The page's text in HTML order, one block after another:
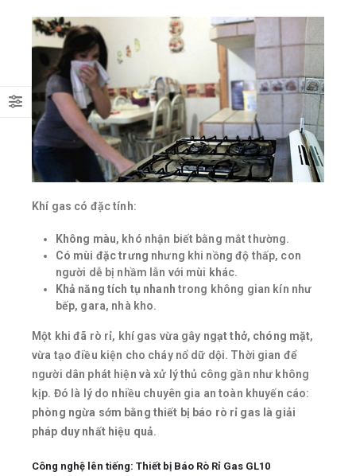
Khí gas có đặc tính:
Không màu, khó nhận biết bằng mắt thường.
Có mùi đặc trưng nhưng khi nồng độ thấp, con
người dễ bị nhầm lẫn với mùi khác.
Khả năng tích tụ nhanh trong không gian kín như
bếp, gara, nhà kho.
Một khi đã rò rỉ, khí gas vừa gây ngạt thở, chóng mặt,
vừa tạo điều kiện cho cháy nổ dữ dội. Thời gian để
người dân phát hiện và xử lý thủ công gần như không
kịp. Đó là lý do nhiều chuyên gia an toàn khuyến cáo:
phòng ngừa sớm bằng thiết bị báo rò rỉ gas là giải
pháp duy nhất hiệu quả.
Công nghệ lên tiếng: Thiết bị Báo Rò Rỉ Gas GL10